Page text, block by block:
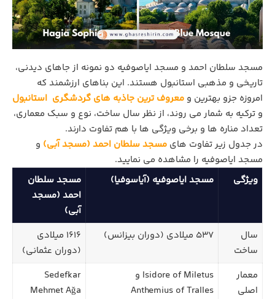
مسجد سلطان احمد و مسجد ایاصوفیه دو نمونه از جاهای دیدنی،
تاریخی و مذهبی استانبول هستند. این بناهای ارزشمند که
امروزه جزو بهترین و معروف ترین جاذبه های گردشگری استانبول
و ترکیه به شمار می روند، از نظر سال ساخت، نوع و سبک معماری،
تعداد مناره ها و برخی ویژگی ها با هم تفاوت دارند.
در جدول زیر تفاوت های مسجد سلطان احمد (مسجد آبی) و
مسجد ایاصوفیه را مشاهده می نمایید.
ویژگی
مسجد ایاصوفیه (آیاسوفیا)
مسجد سلطان
احمد (مسجد
آبی)
سال
ساخت
۵۳۷ میلادی (دوران بیزانس)
۱۶۱۶ میلادی
(دوران عثمانی)
معمار
اصلی
Isidore of Miletus و
Anthemius of Tralles
Sedefkar
Mehmet Ağa